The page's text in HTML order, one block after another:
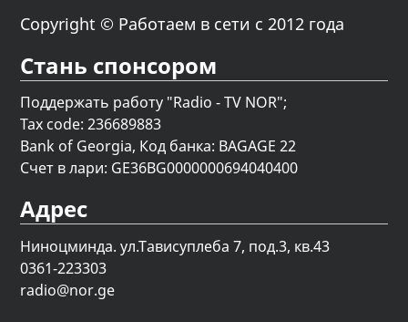
Copyright © Работаем в сети с 2012 года
Стань спонсором
Поддержать работу "Radio - TV NOR";
Tax code: 236689883
Bank of Georgia, Код банка: BAGAGE 22
Счет в лари: GE36BG0000000694040400
Адрес
Ниноцминда. ул.Тависуплеба 7, под.3, кв.43
0361-223303
radio@nor.ge